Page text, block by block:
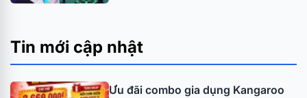
Tin mới cập nhật
Ưu đãi combo gia dụng Kangaroo